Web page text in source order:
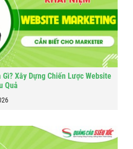
Xây Dựng Chiến Lược Website
Quả